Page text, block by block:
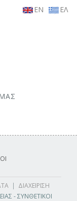
EN ΕΛ
| ΔΙΑΧΕΙΡΙΣΗ
- ΣΥΝΘΕΤΙΚΟΙ